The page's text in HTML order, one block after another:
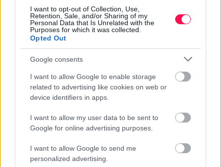
I want to opt-out of Collection, Use,
Retention, Sale, and/or Sharing of my
Personal Data that Is Unrelated with the
Purposes for which it was collected.
Opted Out
Google consents
I want to allow Google to enable storage
related to advertising like cookies on web or
device identifiers in apps.
I want to allow my user data to be sent to
Google for online advertising purposes.
I want to allow Google to send me
personalized advertising.
Drága Beatrix! Köszönöm, hogy vagy nekem.
Kívánom, hogy mindig olyan sok szeretetet és
örömet kapj vissza az élettől, amennyit te adsz
BEATRIX NÉVNAPI KÉPESLAP